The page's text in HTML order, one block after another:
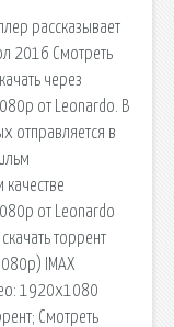
рассказывает
2016 Смотреть
через
от Leonardo. В
отправляется в
от Leonardo
торрент
IMAX
1920x1080
Смотреть